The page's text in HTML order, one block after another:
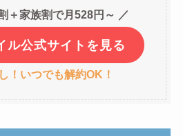
＋家族割で月528円～ ／
ル公式サイトを見る
！いつでも解約OK！